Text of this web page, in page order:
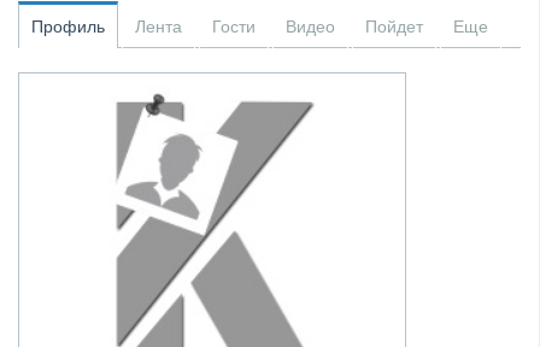
Профиль Лента Гости Видео Пойдет Еще